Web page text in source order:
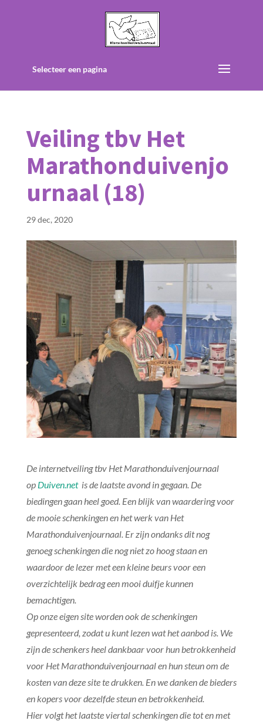
Selecteer een pagina
Veiling tbv Het
Marathonduivenjo
urnaal (18)
29 dec, 2020
De internetveiling tbv Het Marathonduivenjournaal
op Duiven.net is de laatste avond in gegaan. De
biedingen gaan heel goed. Een blijk van waardering voor
de mooie schenkingen en het werk van Het
Marathonduivenjournaal. Er zijn ondanks dit nog
genoeg schenkingen die nog niet zo hoog staan en
waardoor de lezer met een kleine beurs voor een
overzichtelijk bedrag een mooi duifje kunnen
bemachtigen.
Op onze eigen site worden ook de schenkingen
gepresenteerd, zodat u kunt lezen wat het aanbod is. We
zijn de schenkers heel dankbaar voor hun betrokkenheid
voor Het Marathonduivenjournaal en hun steun om de
kosten van deze site te drukken. En we danken de bieders
en kopers voor dezelfde steun en betrokkenheid.
Hier volgt het laatste viertal schenkingen die tot en met